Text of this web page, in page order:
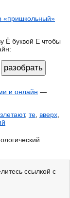
«пришкольный»
Ё буквой Е чтобы
и онлайн —
, те вверх
ссылкой с